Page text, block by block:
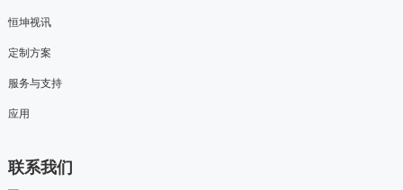
恒坤视讯
定制方案
服务与支持
应用
联系我们